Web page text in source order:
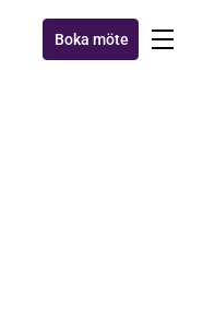
Boka möte